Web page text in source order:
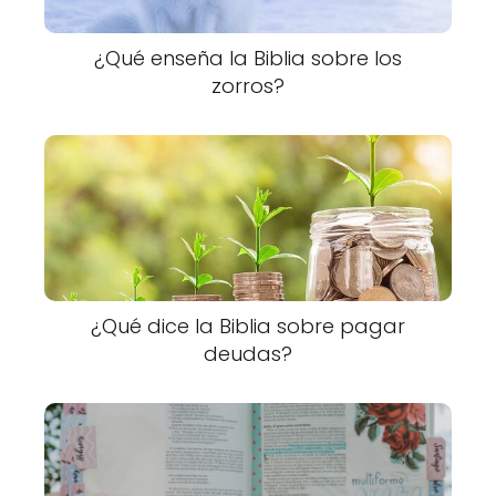
¿Qué enseña la Biblia sobre los
zorros?
¿Qué dice la Biblia sobre pagar
deudas?